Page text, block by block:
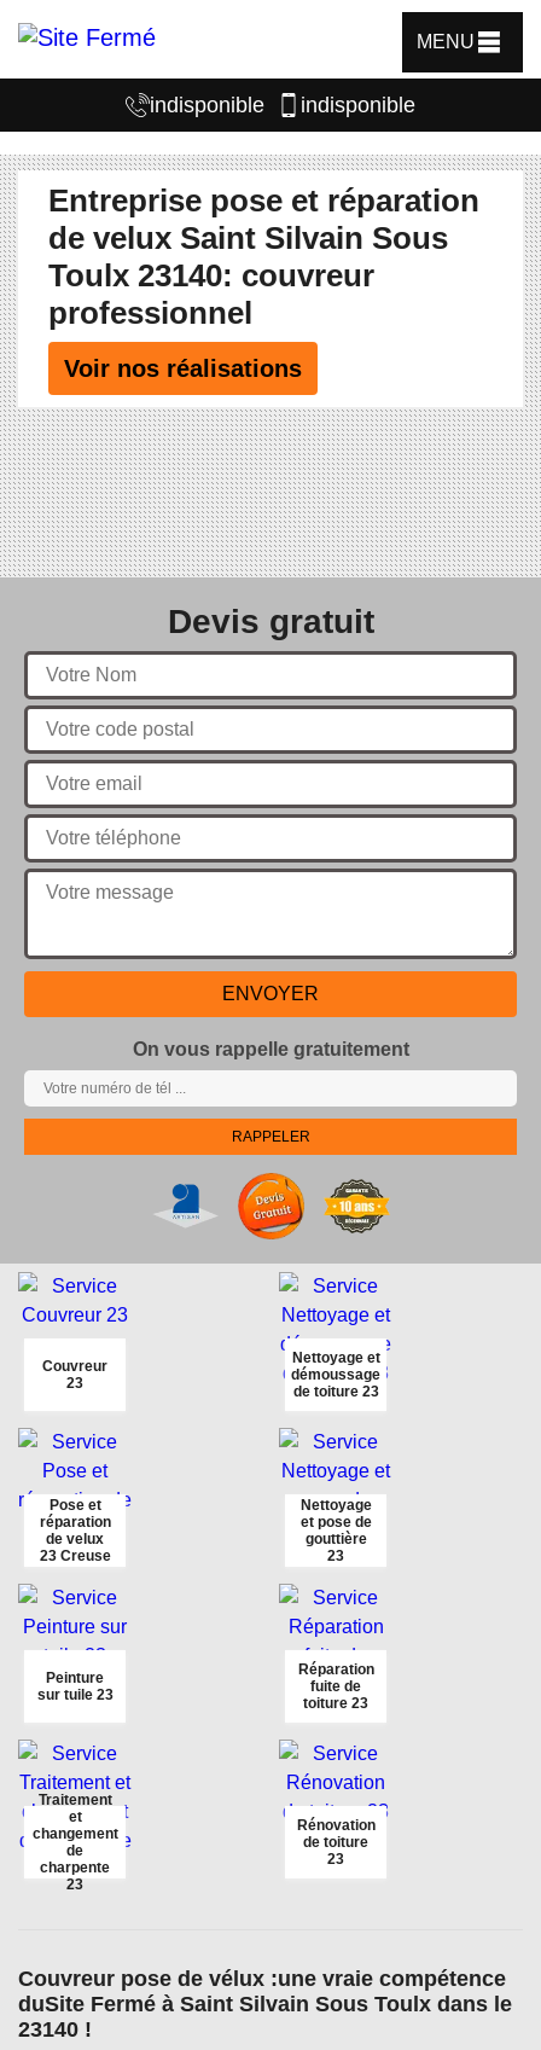
MENU
indisponible indisponible
Entreprise pose et réparation
de velux Saint Silvain Sous
Toulx 23140: couvreur
professionnel
Voir nos réalisations
Devis gratuit
On vous rappelle gratuitement
Couvreur
23
Nettoyage et
démoussage
de toiture 23
Pose et
réparation
de velux
23 Creuse
Nettoyage
et pose de
gouttière
23
Peinture
sur tuile 23
Réparation
fuite de
toiture 23
Traitement
et
changement
de
charpente
23
Rénovation
de toiture
23
Couvreur pose de vélux :une vraie compétence
duSite Fermé à Saint Silvain Sous Toulx dans le
23140 !